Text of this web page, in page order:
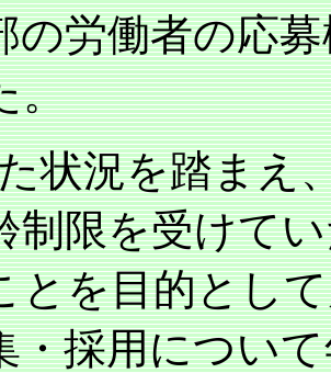
の労働者の応
。
状況を踏まえ
制限を受けて
とを目的とし
・採用につい